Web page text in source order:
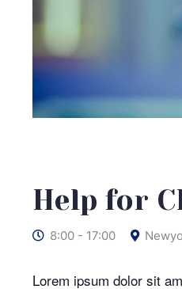
Help for
8:00 - 17:00
Lorem ipsum dolor sit